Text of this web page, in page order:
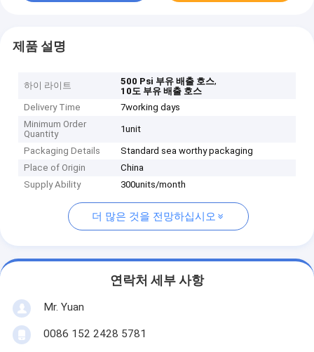
제품 설명
하이 라이트 500 Psi 부유 배출 호스,
10도 부유 배출 호스
Delivery Time
7working days
Minimum Order
Quantity
1unit
Packaging Details
Standard sea worthy packaging
Place of Origin
China
Supply Ability
300units/month
더 많은 것을 전망하십시오
연락처 세부 사항
Mr. Yuan
0086 152 2428 5781